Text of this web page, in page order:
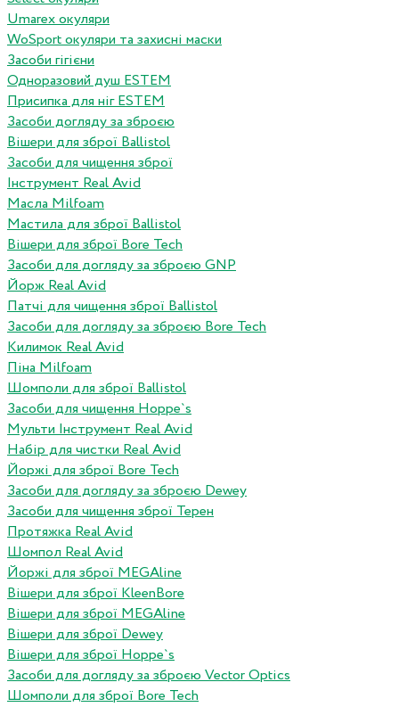
Umarex окуляри
WoSport окуляри та захисні маски
Засоби гігієни
Одноразовий душ ESTEM
Присипка для ніг ESTEM
Засоби догляду за зброєю
Вішери для зброї Ballistol
Засоби для чищення зброї
Інструмент Real Avid
Масла Milfoam
Мастила для зброї Ballistol
Вішери для зброї Bore Tech
Засоби для догляду за зброєю GNP
Йорж Real Avid
Патчі для чищення зброї Ballistol
Засоби для догляду за зброєю Bore Tech
Килимок Real Avid
Піна Milfoam
Шомполи для зброї Ballistol
Засоби для чищення Hoppe`s
Мульти Інструмент Real Avid
Набір для чистки Real Avid
Йоржі для зброї Bore Tech
Засоби для догляду за зброєю Dewey
Засоби для чищення зброї Терен
Протяжка Real Avid
Шомпол Real Avid
Йоржі для зброї MEGAline
Вішери для зброї KleenBore
Вішери для зброї MEGAline
Вішери для зброї Dewey
Вішери для зброї Hoppe`s
Засоби для догляду за зброєю Vector Optics
Шомполи для зброї Bore Tech